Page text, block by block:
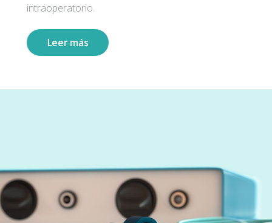
intraoperatorio.
Leer más